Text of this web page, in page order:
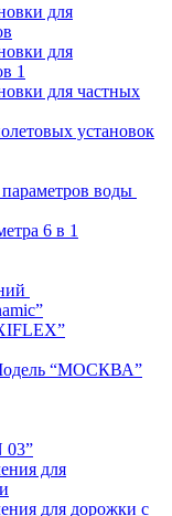
для
для
1
для частных
установок
воды
6 в 1
“МОСКВА”
03”
для
для дорожки с